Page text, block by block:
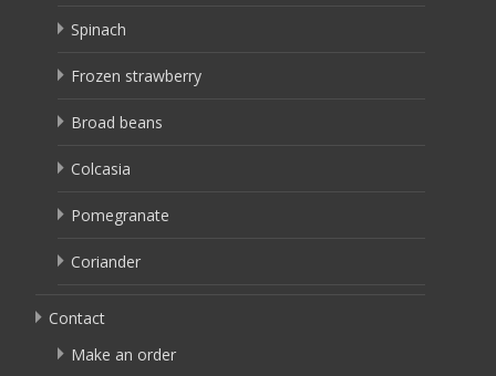
Spinach
Frozen strawberry
Broad beans
Colcasia
Pomegranate
Coriander
Contact
Make an order